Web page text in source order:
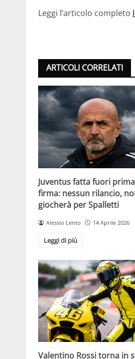
Leggi l’articolo completo
ARTICOLI CORRELATI
Juventus fatta fuori
firma: nessun rilancio,
giocherà per Spalletti
Alessio Lento 14 Aprile 2026
Leggi di più
Valentino Rossi torna in